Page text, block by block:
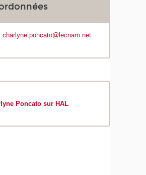
charlyne.poncato@lecnam.net
Poncato sur HAL